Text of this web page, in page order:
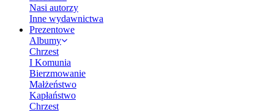
Nasi autorzy
Inne wydawnictwa
Prezentowe
Albumy
Chrzest
I Komunia
Bierzmowanie
Małżeństwo
Kapłaństwo
Chrzest